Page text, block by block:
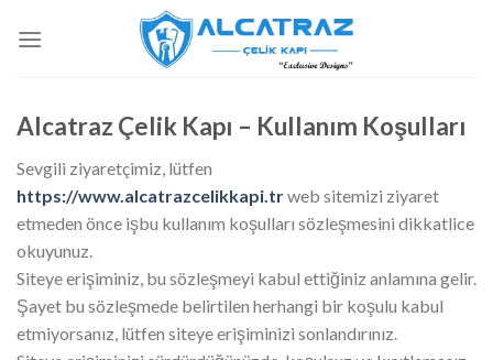
atla
Alcatraz Çelik Kapı – Kullanım Koşulları
Sevgili ziyaretçimiz, lütfen
https://www.alcatrazcelikkapi.trweb sitemizi ziyaret
etmeden önce işbu kullanım koşulları sözleşmesini dikkatlice
okuyunuz.
Siteye erişiminiz, bu sözleşmeyi kabul ettiğiniz anlamına gelir.
Şayet bu sözleşmede belirtilen herhangi bir koşulu kabul
etmiyorsanız, lütfen siteye erişiminizi sonlandırınız.